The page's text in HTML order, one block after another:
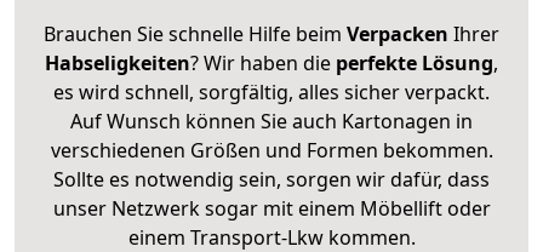
Brauchen Sie schnelle Hilfe beim Verpacken Ihrer
Habseligkeiten? Wir haben die perfekte Lösung,
es wird schnell, sorgfältig, alles sicher verpackt.
Auf Wunsch können Sie auch Kartonagen in
verschiedenen Größen und Formen bekommen.
Sollte es notwendig sein, sorgen wir dafür, dass
unser Netzwerk sogar mit einem Möbellift oder
einem Transport-Lkw kommen.